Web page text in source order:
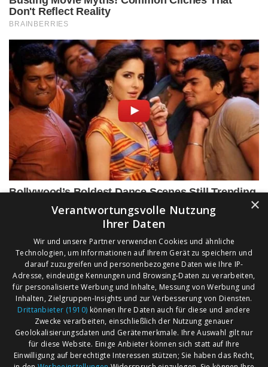
AGB Märkte nach Bundesländern
×
Verantwortungsvolle Nutzung
Ihrer Daten
Wir und unsere Partner verwenden Cookies und ähnliche
Technologien, um Informationen auf Ihrem Gerät zu speichern und
darauf zuzugreifen und personenbezogene Daten wie Ihre IP-
Adresse, eindeutige Kennungen und Browsing-Daten zu verarbeiten,
für personalisierte Werbung und Inhalte, Messung von Werbung und
Inhalten, Zielgruppen-Insights und zur Verbesserung von Diensten.
Drittanbieter (1910) können Ihre Daten auch für diese und andere
Zwecke verarbeiten, einschließlich der Nutzung genauer
Geolokalisierungsdaten und Gerätemerkmale. Ihre Auswahl gilt nur
für diese Website. Einige Anbieter können sich statt auf Ihre
Einwilligung auf berechtigte Interessen stützen; Sie haben das Recht,